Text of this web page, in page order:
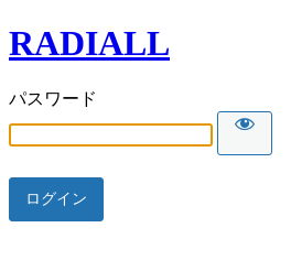
RADIALL
パスワード